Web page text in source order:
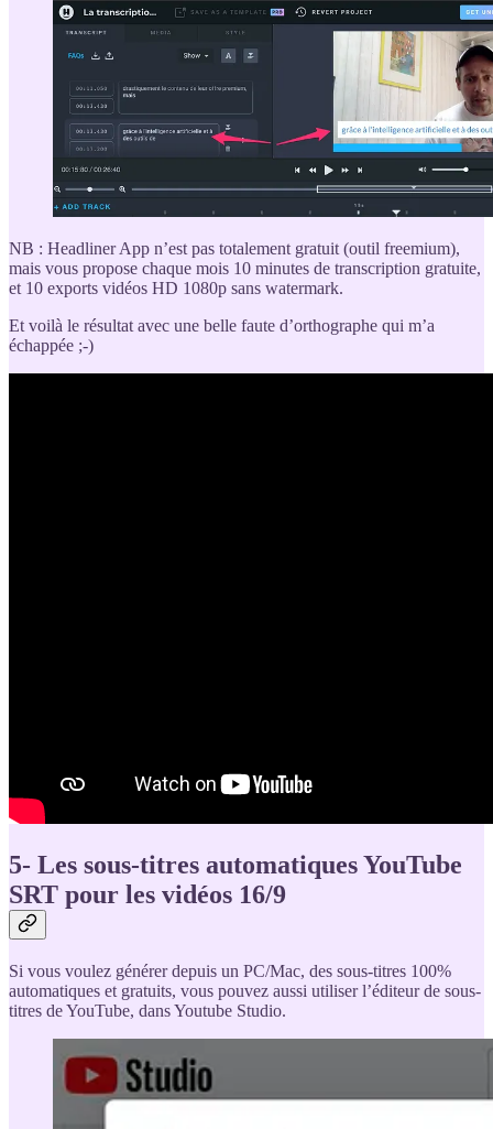
NB : Headliner App n’est pas totalement gratuit (outil freemium),
mais vous propose chaque mois 10 minutes de transcription gratuite,
et 10 exports vidéos HD 1080p sans watermark.
Et voilà le résultat avec une belle faute d’orthographe qui m’a
échappée ;-)
5- Les sous-titres automatiques YouTube
SRT pour les vidéos 16/9
Si vous voulez générer depuis un PC/Mac, des sous-titres 100%
automatiques et gratuits, vous pouvez aussi utiliser l’éditeur de sous-
titres de YouTube, dans Youtube Studio.